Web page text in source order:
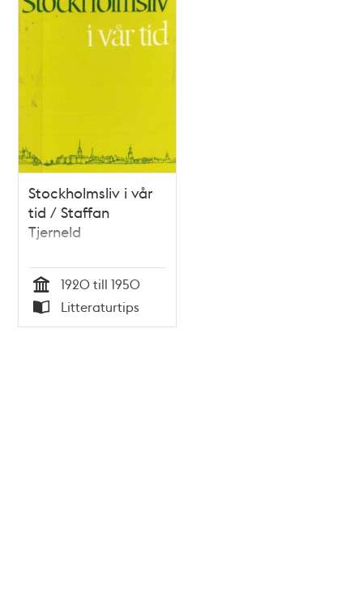
Stockholmsliv i vår
tid / Staffan
Tjerneld
Tid
1920 till 1950
Typ
Litteraturtips